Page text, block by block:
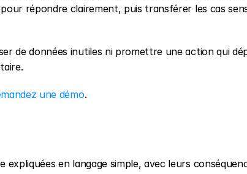
répondre clairement, puis transférer les cas
de données inutiles ni promettre une action qui
une démo.
en langage simple, avec leurs